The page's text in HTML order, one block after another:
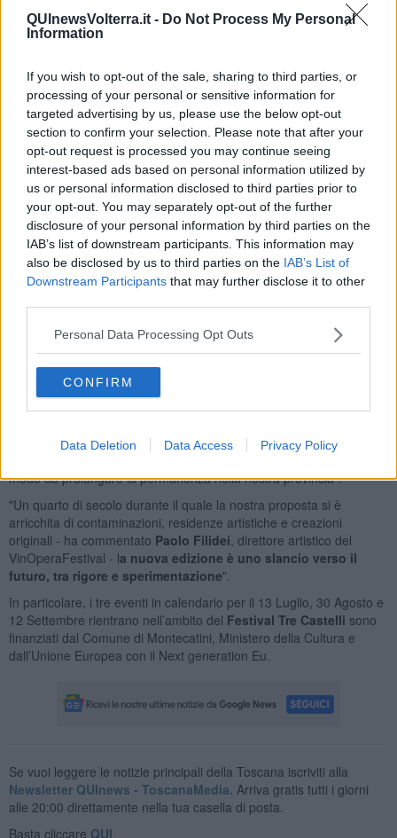
QUInewsVolterra.it - Do Not Process My Personal
Information
If you wish to opt-out of the sale, sharing to third parties, or
processing of your personal or sensitive information for
targeted advertising by us, please use the below opt-out
section to confirm your selection. Please note that after your
opt-out request is processed you may continue seeing
interest-based ads based on personal information utilized by
us or personal information disclosed to third parties prior to
your opt-out. You may separately opt-out of the further
disclosure of your personal information by third parties on the
IAB’s list of downstream participants. This information may
also be disclosed by us to third parties on the IAB’s List of
Downstream Participants that may further disclose it to other
Personal Data Processing Opt Outs
CONFIRM
Data Deletion Data Access Privacy Policy
Sarà un’edizione speciale, simbolicamente composta da25 eventi
per festeggiare i
paesaggi naturali e storici della Toscana, che oggi è diventato un
punto di riferimento per la cultura internazionale - ha detto Ursula
Vetter, cofondatrice e direttrice dell’Accademia - celebrare questo
traguardo con 25 appuntamenti è il nostro modo per ringraziare il
pubblico, gli artisti e i territori che da sempre credono in noi. Nello
stesso tempo,ci apriamo con questa stagione a una nuova
generazione di artisti".
La rassegna conta sulla compartecipazione dellaCamera di
Commercio Toscana nord ovest
, il sostegno di Confcommercio
Provincia di Pisa ,Provincia di Pisa ,Comune di Montecatini Val
di Cecina,Comune di Volterra,Institut Français Firenze, e in
collaborazione con altripartner .
"I numeri di questo festival sono importanti, stiamo parlando di ben
25 eventi spalmati in 4 mesi, un programma di qualità con pochi
eguali nel nostro Paese - ha affermato
direttore generale di Confcommercio Provincia di Pisa -sarà
con l’auspicio che altre iniziative vadano nella stessa direzione, con
modo da prolungare la permanenza nella nostra provincia".
"Un quarto di secolo durante il quale la nostra proposta si è
arricchita di contaminazioni, residenze artistiche e creazioni
originali - ha commentato Paolo Filidei , direttore artistico del
VinOperaFestival - la nuova edizione è uno slancio verso il
futuro, tra rigore e sperimentazione".
In particolare, i tre eventi in calendario per il 13 Luglio, 30 Agosto e
12 Settembre rientrano nell’ambito del Festival Tre Castelli sono
finanziati dal Comune di Montecatini, Ministero della Cultura e
dall’Unione Europea con il Next generation Eu.
Se vuoi leggere le notizie principali della Toscana iscriviti alla
Newsletter QUInews - ToscanaMedia. Arriva gratis tutti i giorni
alle 20:00 direttamente nella tua casella di posta.
Basta cliccare QUI